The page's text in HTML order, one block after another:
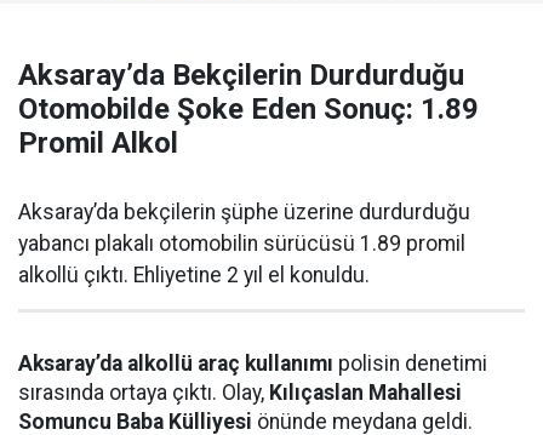
Aksaray’da Bekçilerin Durdurduğu
Otomobilde Şoke Eden Sonuç: 1.89
Promil Alkol
Aksaray’da bekçilerin şüphe üzerine durdurduğu
yabancı plakalı otomobilin sürücüsü 1.89 promil
alkollü çıktı. Ehliyetine 2 yıl el konuldu.
Aksaray’da alkollü araç kullanımı polisin denetimi
sırasında ortaya çıktı. Olay, Kılıçaslan Mahallesi
Somuncu Baba Külliyesi önünde meydana geldi.